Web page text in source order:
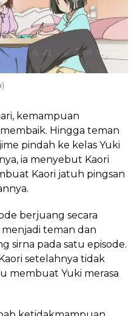
kemampuan
Hingga teman
pindah ke kelas Yuki
ia menyebut Kaori
Kaori jatuh pingsan
berjuang secara
teman dan
sirna pada satu episode.
setelahnya tidak
membuat Yuki merasa